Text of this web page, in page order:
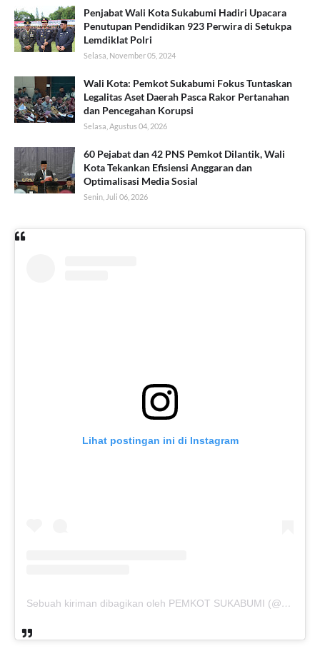
Penjabat Wali Kota Sukabumi Hadiri Upacara
Penutupan Pendidikan 923 Perwira di Setukpa
Lemdiklat Polri
Selasa, November 05, 2024
Wali Kota: Pemkot Sukabumi Fokus Tuntaskan
Legalitas Aset Daerah Pasca Rakor Pertanahan
dan Pencegahan Korupsi
Selasa, Agustus 04, 2026
60 Pejabat dan 42 PNS Pemkot Dilantik, Wali
Kota Tekankan Efisiensi Anggaran dan
Optimalisasi Media Sosial
Senin, Juli 06, 2026
Lihat postingan ini di Instagram
Sebuah kiriman dibagikan oleh PEMKOT SUKABUMI (@pemkotsukabumi_)